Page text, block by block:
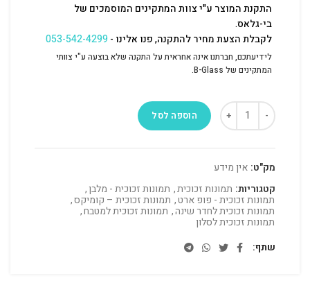
התקנת המוצר ע"י צוות המתקינים המוסמכים של
בי-גלאס.
לקבלת הצעת מחיר להתקנה, פנו אלינו -053-542-4299
לידיעתכם, חברתנו אינה אחראית על התקנה שלא בוצעה ע"י צוותי
המתקינים של B-Glass.
הוספה לסל
מק"ט: אין מידע
קטגוריות: תמונות זכוכית, תמונות זכוכית - מלבן,
תמונות זכוכית - פופ ארט, תמונות זכוכית – קומיקס,
תמונות זכוכית לחדר שינה, תמונות זכוכית למטבח,
תמונות זכוכית לסלון
שתף